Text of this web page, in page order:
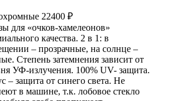
22400 ₽
для «очков-хамелеонов»
качества. 2 в 1: в
– прозрачные, на солнце –
Степень затемнения зависит от
УФ-излучения. 100% UV- защита.
– защита от синего света. Не
в машине, т.к. лобовое стекло